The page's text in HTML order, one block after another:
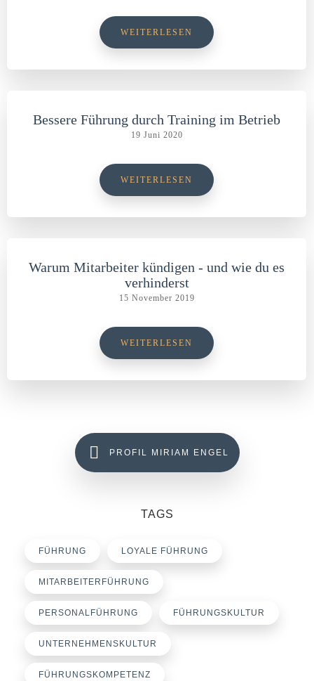
WEITERLESEN
Bessere Führung durch Training im Betrieb
19 Juni 2020
WEITERLESEN
Warum Mitarbeiter kündigen - und wie du es
verhinderst
15 November 2019
WEITERLESEN
PROFIL MIRIAM ENGEL
TAGS
FÜHRUNG LOYALE FÜHRUNG
MITARBEITERFÜHRUNG
PERSONALFÜHRUNG FÜHRUNGSKULTUR
UNTERNEHMENSKULTUR
FÜHRUNGSKOMPETENZ